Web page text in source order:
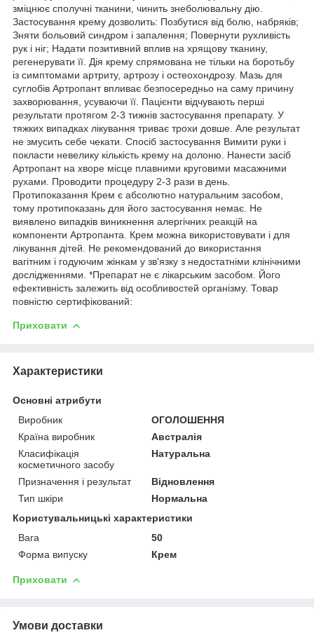
зміцнює сполучні тканини, чинить знеболювальну дію.
Застосування крему дозволить: Позбутися від болю, набряків;
Зняти больовий синдром і запалення; Повернути рухливість
рук і ніг; Надати позитивний вплив на хрящову тканину,
регенерувати її. Дія крему спрямована не тільки на боротьбу
із симптомами артриту, артрозу і остеохондрозу. Мазь для
суглобів Артропант впливає безпосередньо на саму причину
захворювання, усуваючи її. Пацієнти відчувають перші
результати протягом 2-3 тижнів застосування препарату. У
тяжких випадках лікування триває трохи довше. Але результат
не змусить себе чекати. Спосіб застосування Вимити руки і
покласти невелику кількість крему на долоню. Нанести засіб
Артропант на хворе місце плавними круговими масажними
рухами. Проводити процедуру 2-3 рази в день.
Протипоказання Крем є абсолютно натуральним засобом,
тому протипоказань для його застосування немає. Не
виявлено випадків виникнення алергічних реакцій на
компоненти Артропанта. Крем можна використовувати і для
лікування дітей. Не рекомендований до використання
вагітним і годуючим жінкам у зв'язку з недостатніми клінічними
дослідженнями. *Препарат не є лікарським засобом. Його
ефективність залежить від особливостей організму. Товар
повністю сертифікований:
Приховати
Характеристики
Основні атрибути
Виробник
ОГОЛОШЕННЯ
Країна виробник
Австралія
Класифікація
косметичного засобу
Натуральна
Призначення і результат
Відновлення
Тип шкіри
Нормальна
Користувальницькі характеристики
Вага
50
Форма випуску
Крем
Приховати
Умови доставки